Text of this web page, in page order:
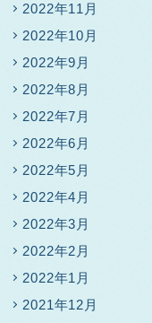
2022年11月
2022年10月
2022年9月
2022年8月
2022年7月
2022年6月
2022年5月
2022年4月
2022年3月
2022年2月
2022年1月
2021年12月